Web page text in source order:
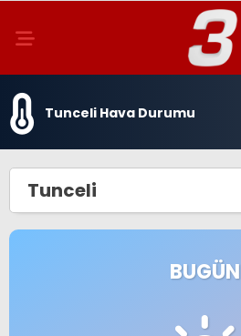
Tunceli Hava Durumu
Tunceli
BUGÜN